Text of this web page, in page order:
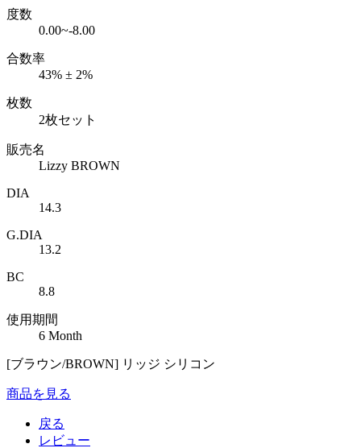
度数
0.00~-8.00
合数率
43% ± 2%
枚数
2枚セット
販売名
Lizzy BROWN
DIA
14.3
G.DIA
13.2
BC
8.8
使用期間
6 Month
[ブラウン/BROWN] リッジ シリコン
商品を見る
戻る
レビュー